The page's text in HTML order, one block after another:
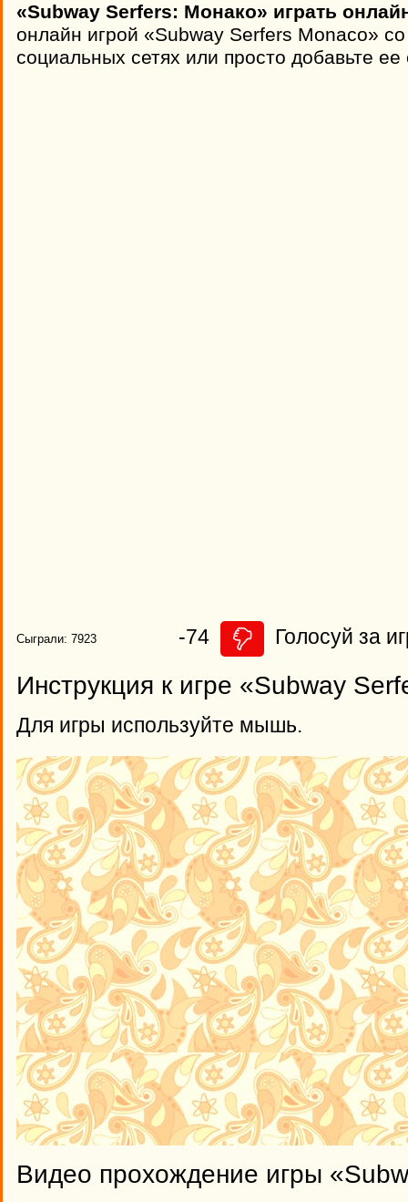
«Subway Serfers: Монако» играть
онлайн игрой «Subway Serfers Monaco»
социальных сетях или просто добавьте ее
Сыграли: 7923 -74 Голосуй за
Инструкция к игре «Subway
Для игры используйте мышь.
Видео прохождение игры